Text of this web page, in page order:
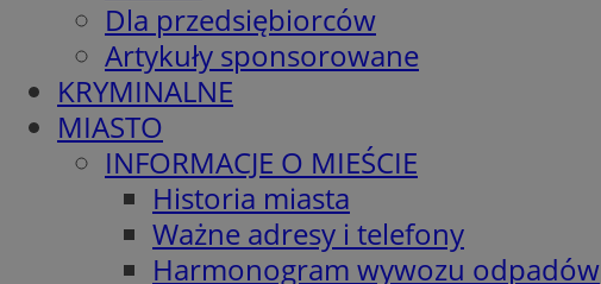
Dla przedsiębiorców
Artykuły sponsorowane
KRYMINALNE
MIASTO
INFORMACJE O MIEŚCIE
Historia miasta
Ważne adresy i telefony
Harmonogram wywozu odpadów